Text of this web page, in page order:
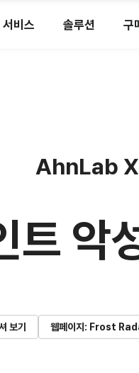
서비스 솔루션 구
AhnLab
트 악
보기 웹페이지: Frost